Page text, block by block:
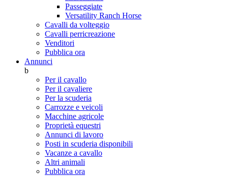
Passeggiate
Versatility Ranch Horse
Cavalli da volteggio
Cavalli perricreazione
Venditori
Pubblica ora
Annunci
b
Per il cavallo
Per il cavaliere
Per la scuderia
Carrozze e veicoli
Macchine agricole
Proprietà equestri
Annunci di lavoro
Posti in scuderia disponibili
Vacanze a cavallo
Altri animali
Pubblica ora